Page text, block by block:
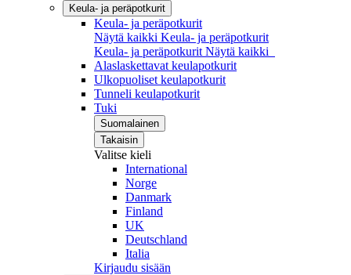
Keula- ja peräpotkurit
Keula- ja peräpotkurit
Näytä kaikki Keula- ja peräpotkurit
Keula- ja peräpotkurit Näytä kaikki
Alaslaskettavat keulapotkurit
Ulkopuoliset keulapotkurit
Tunneli keulapotkurit
Tuki
Suomalainen
Takaisin
Valitse kieli
International
Norge
Danmark
Finland
UK
Deutschland
Italia
Kirjaudu sisään